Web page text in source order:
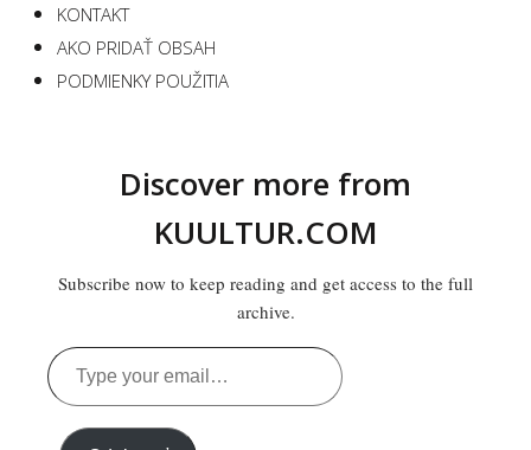
KONTAKT
AKO PRIDAŤ OBSAH
PODMIENKY POUŽITIA
Discover more from
KUULTUR.COM
Subscribe now to keep reading and get access to the full
archive.
Type
your
email…